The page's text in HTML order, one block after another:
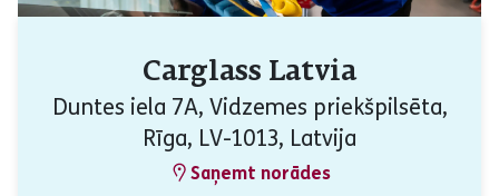
Carglass Latvia
Duntes iela 7A, Vidzemes priekšpilsēta,
Rīga, LV-1013, Latvija
Saņemt norādes